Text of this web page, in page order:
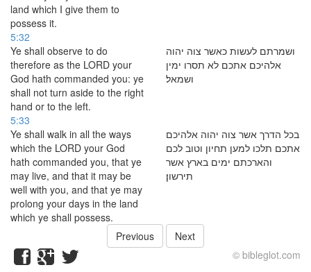
land which I give them to
possess it.
5:32
Ye shall observe to do
therefore as the LORD your
God hath commanded you: ye
shall not turn aside to the right
hand or to the left.
ושמרתם לעשות כאשר צוה יהוה
אלהיכם אתכם לא תסרו ימין
ושמאל׃
5:33
Ye shall walk in all the ways
which the LORD your God
hath commanded you, that ye
may live, and that it may be
well with you, and that ye may
prolong your days in the land
which ye shall possess.
בכל הדרך אשר צוה יהוה אלהיכם
אתכם תלכו למען תחיון וטוב לכם
והארכתם ימים בארץ אשר
תירשון׃
Previous
Next
© bibleglot.com